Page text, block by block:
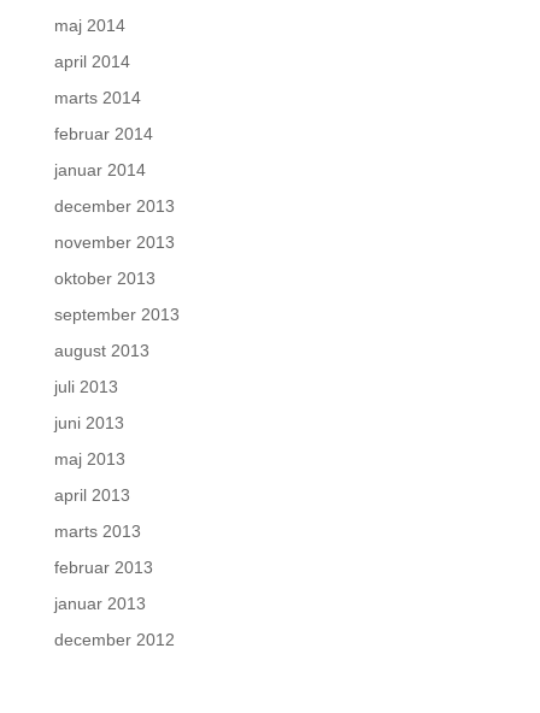
maj 2014
april 2014
marts 2014
februar 2014
januar 2014
december 2013
november 2013
oktober 2013
september 2013
august 2013
juli 2013
juni 2013
maj 2013
april 2013
marts 2013
februar 2013
januar 2013
december 2012